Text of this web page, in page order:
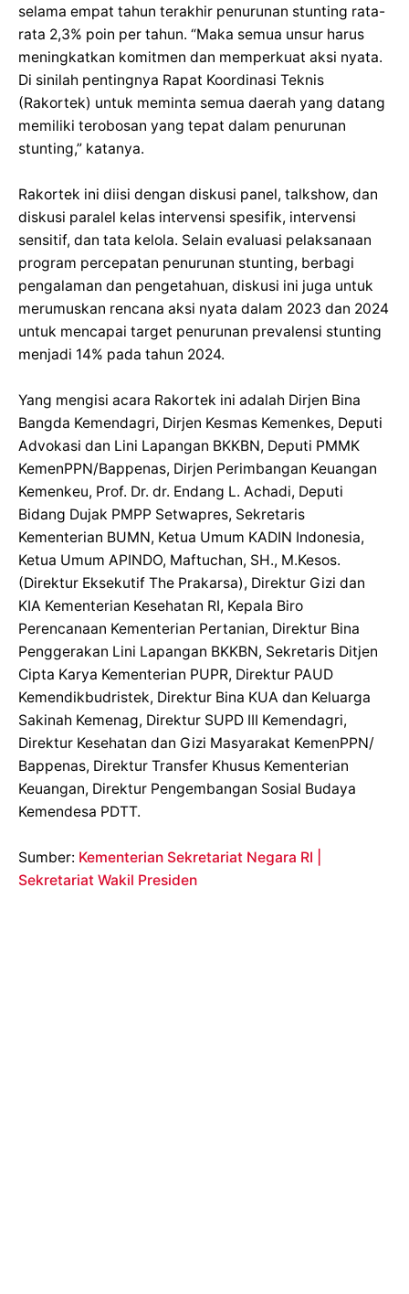
selama empat tahun terakhir penurunan stunting rata-
rata 2,3% poin per tahun. “Maka semua unsur harus
meningkatkan komitmen dan memperkuat aksi nyata.
Di sinilah pentingnya Rapat Koordinasi Teknis
(Rakortek) untuk meminta semua daerah yang datang
memiliki terobosan yang tepat dalam penurunan
stunting,” katanya.
Rakortek ini diisi dengan diskusi panel, talkshow, dan
diskusi paralel kelas intervensi spesifik, intervensi
sensitif, dan tata kelola. Selain evaluasi pelaksanaan
program percepatan penurunan stunting, berbagi
pengalaman dan pengetahuan, diskusi ini juga untuk
merumuskan rencana aksi nyata dalam 2023 dan 2024
untuk mencapai target penurunan prevalensi stunting
menjadi 14% pada tahun 2024.
Yang mengisi acara Rakortek ini adalah Dirjen Bina
Bangda Kemendagri, Dirjen Kesmas Kemenkes, Deputi
Advokasi dan Lini Lapangan BKKBN, Deputi PMMK
KemenPPN/Bappenas, Dirjen Perimbangan Keuangan
Kemenkeu, Prof. Dr. dr. Endang L. Achadi, Deputi
Bidang Dujak PMPP Setwapres, Sekretaris
Kementerian BUMN, Ketua Umum KADIN Indonesia,
Ketua Umum APINDO, Maftuchan, SH., M.Kesos.
(Direktur Eksekutif The Prakarsa), Direktur Gizi dan
KIA Kementerian Kesehatan RI, Kepala Biro
Perencanaan Kementerian Pertanian, Direktur Bina
Penggerakan Lini Lapangan BKKBN, Sekretaris Ditjen
Cipta Karya Kementerian PUPR, Direktur PAUD
Kemendikbudristek, Direktur Bina KUA dan Keluarga
Sakinah Kemenag, Direktur SUPD III Kemendagri,
Direktur Kesehatan dan Gizi Masyarakat KemenPPN/
Bappenas, Direktur Transfer Khusus Kementerian
Keuangan, Direktur Pengembangan Sosial Budaya
Kemendesa PDTT.
Sumber: Kementerian Sekretariat Negara RI |
Sekretariat Wakil Presiden